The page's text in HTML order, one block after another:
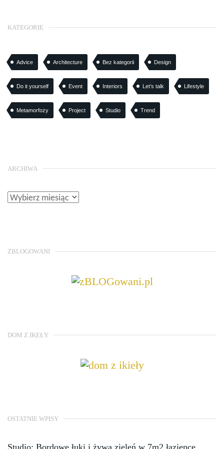
KATEGORIE
Advice Architecture Bez kategorii Design
Do it yourself Event Interiors Let’s talk Lifestyle
Metamorfozy Project Studio Trend
ARCHIWA
ZBLOGOWANI
DOM Z IKEŁY
OSTATNIE WPISY